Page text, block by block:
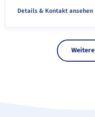
Details & Kontakt